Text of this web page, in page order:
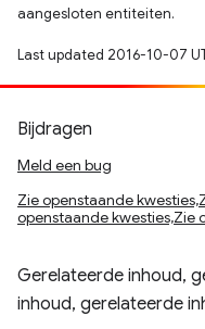
aangesloten entiteiten.
Last updated 2016-10-07
Bijdragen
Meld een bug
Zie openstaande
openstaande kwesties,Zie
Gerelateerde inhoud,
inhoud, gerelateerde